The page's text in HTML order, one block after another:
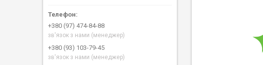
+380 (97) 474-84-88
зв'язок з нами (менеджер)
+380 (93) 103-79-45
зв'язок з нами (менеджер)